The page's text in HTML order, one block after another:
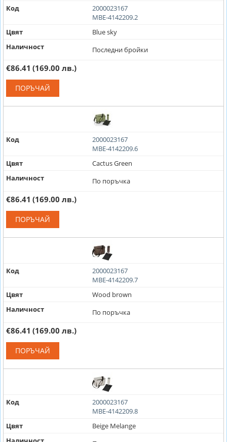
Код
2000023167
MBE-4142209.2
Цвят
Blue sky
Наличност
Последни бройки
€86.41 (169.00 лв.)
ПОРЪЧАЙ
Код
2000023167
MBE-4142209.6
Цвят
Cactus Green
Наличност
По поръчка
€86.41 (169.00 лв.)
ПОРЪЧАЙ
Код
2000023167
MBE-4142209.7
Цвят
Wood brown
Наличност
По поръчка
€86.41 (169.00 лв.)
ПОРЪЧАЙ
Код
2000023167
MBE-4142209.8
Цвят
Beige Melange